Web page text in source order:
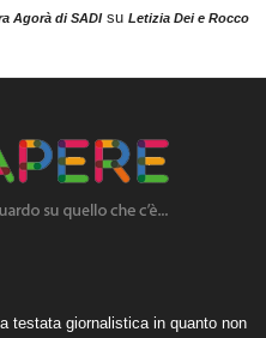
Agorà di SADIsu Letizia Dei e Rocco
testata giornalistica in quanto non